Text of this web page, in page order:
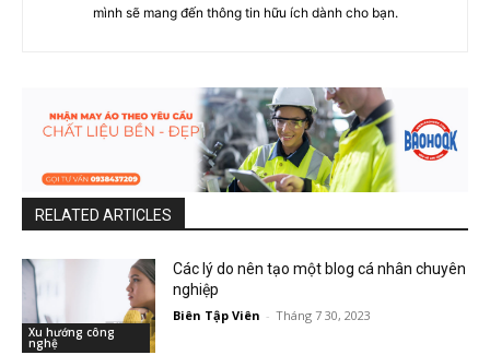
mình sẽ mang đến thông tin hữu ích dành cho bạn.
RELATED ARTICLES
Xu hướng công
nghệ
Các lý do nên tạo một blog cá nhân chuyên
nghiệp
Biên Tập Viên - Tháng 7 30, 2023